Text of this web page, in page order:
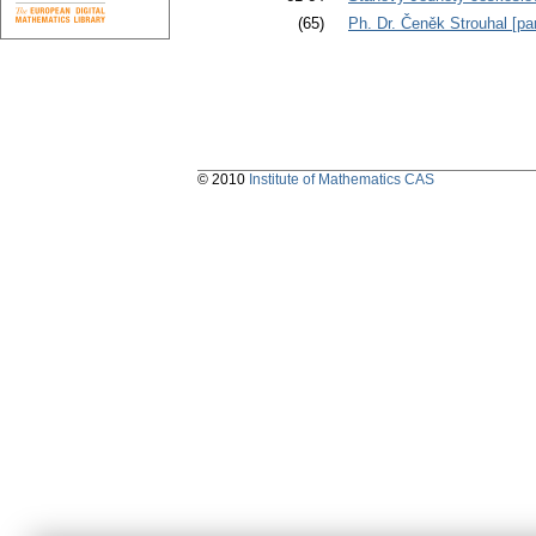
(65)
Ph. Dr. Čeněk Strouhal
© 2010 Institute of Mathematics CAS